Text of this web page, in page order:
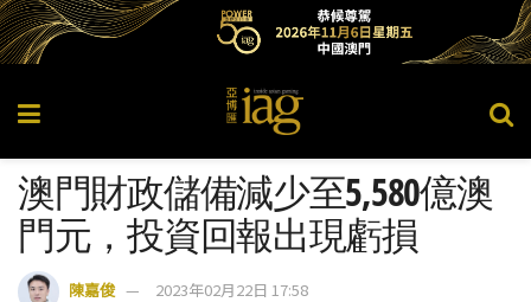
澳門財政儲備減少至5,580億澳
門元，投資回報出現虧損
陳嘉俊 2023年02月22日 17:58